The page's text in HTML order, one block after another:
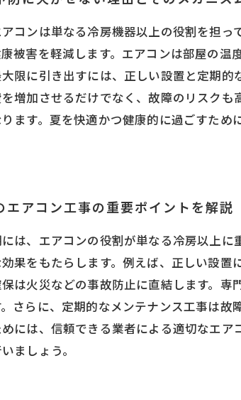
コンは単なる冷房機器以上の役割を担
被害を軽減します。エアコンは部屋の温
限に引き出すには、正しい設置と定期
増加させるだけでなく、故障のリスク
ます。夏を快適かつ健康的に過ごすた
エアコン工事の重要ポイントを解説
は、エアコンの役割が単なる冷房以上
果をもたらします。例えば、正しい設
は火災などの事故防止に直結します。
さらに、定期的なメンテナンス工事は
には、信頼できる業者による適切なエ
ましょう。